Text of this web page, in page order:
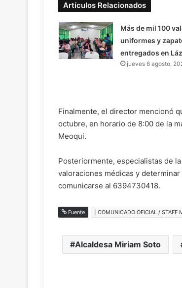
Artículos Relacionados
Más de mil 100
uniformes y
entregados en
jueves 6 agosto,
Finalmente, el director mencionó
octubre, en horario de 8:00 de la
Meoqui.
Posteriormente, especialistas de
valoraciones médicas y
comunicarse al 6394730418.
Fuente | COMUNICADO OFICIAL / STAFF
Alcaldesa Miriam Soto